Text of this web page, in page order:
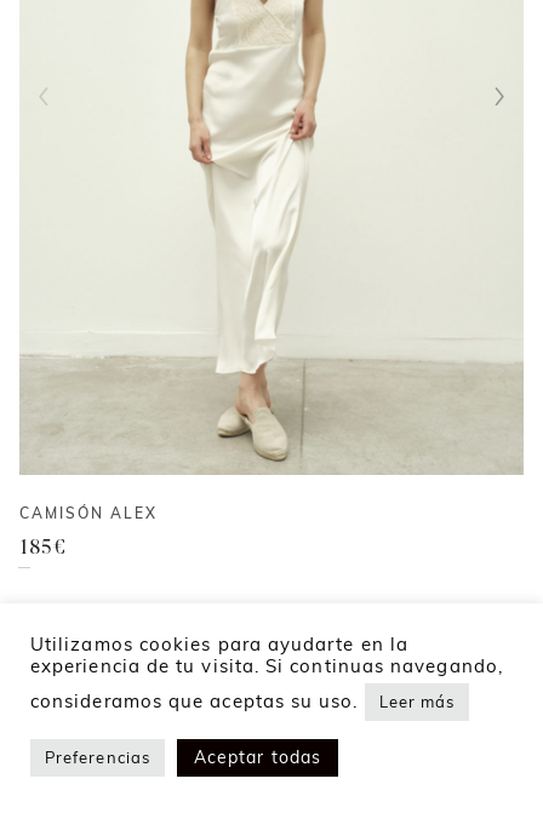
CAMISÓN ALEX
185€
Utilizamos cookies para ayudarte en la
experiencia de tu visita. Si continuas navegando,
consideramos que aceptas su uso.
Leer más
Preferencias Aceptar todas